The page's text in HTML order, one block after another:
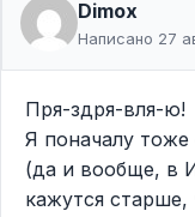
Dimox
Написано 27
Пря-здря-вля-ю!
Я поначалу тоже
(да и вообще, в
кажутся